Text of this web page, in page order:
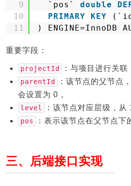
9
10
11
`pos` double
PRIMARY
KEY
) ENGINE=InnoDB
重要字段：
projectId ：与项目进行关联
parentId
：该节点的父节点
会设置为 0 。
level ：该节点对应层级，从
pos ：表示该节点在父节点下
三、后端接口实现